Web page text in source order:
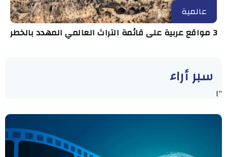
عالمية
3 مواقع عربية على قائمة التراث العالمي المهدد بالخطر
سبر أراء
"]